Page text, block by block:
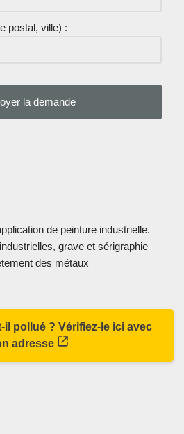
postal, ville) :
de peinture industrielle.
grave et sérigraphie
des métaux
il pollué ? Vérifiez-le ici avec
adresse